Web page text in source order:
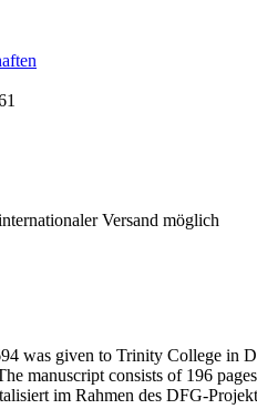
Versand möglich
was given to Trinity College in
manuscript consists of 196
im Rahmen des DFG-